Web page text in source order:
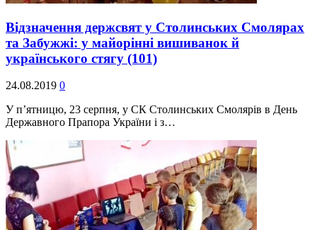
Відзначення держсвят у Столинських Смолярах
та Забужжі: у майорінні вишиванок й
українського стягу (101)
24.08.2019 0
У п’ятницю, 23 серпня, у СК Столинських Смолярів в День
Державного Прапора України і з…